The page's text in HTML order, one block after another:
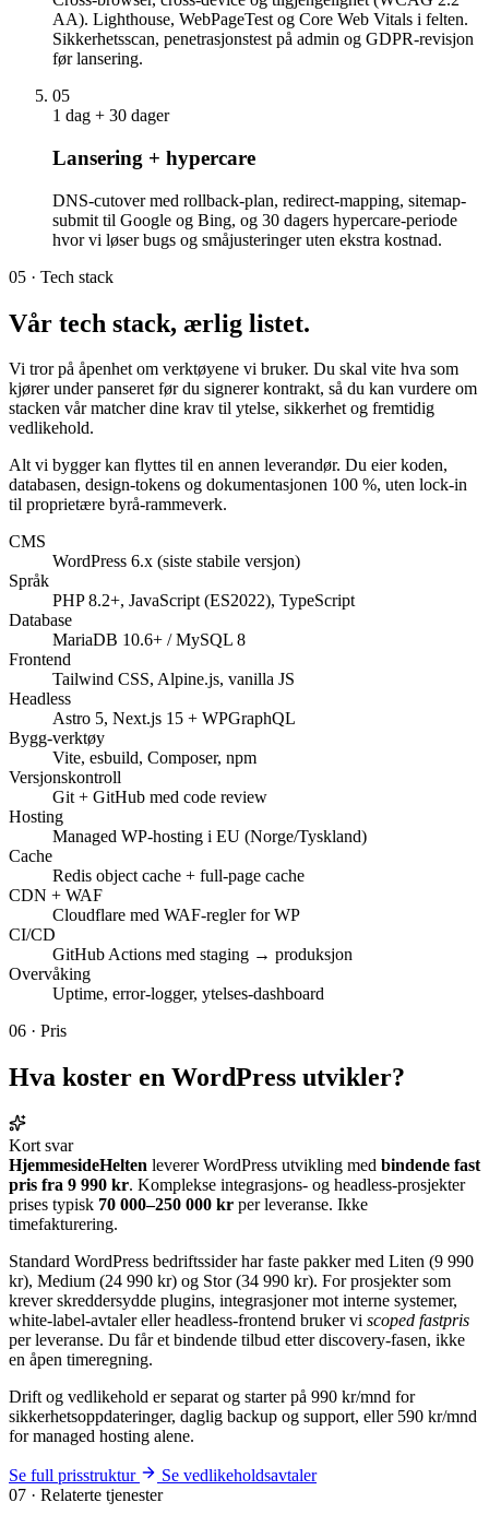
AA). Lighthouse, WebPageTest og Core Web Vitals i felten.
Sikkerhets­scan, penetrasjons­test på admin og GDPR-revisjon
før lansering.
05
1 dag + 30 dager
Lansering + hypercare
DNS-cutover med rollback-plan, redirect-mapping, sitemap-
submit til Google og Bing, og 30 dagers hypercare-periode
hvor vi løser bugs og småjusteringer uten ekstra kostnad.
05 · Tech stack
Vår tech stack, ærlig listet.
Vi tror på åpenhet om verktøyene vi bruker. Du skal vite hva som
kjører under panseret før du signerer kontrakt, så du kan vurdere om
stacken vår matcher dine krav til ytelse, sikkerhet og fremtidig
vedlikehold.
Alt vi bygger kan flyttes til en annen leverandør. Du eier koden,
databasen, design-tokens og dokumentasjonen 100 %, uten lock-in
til proprietære byrå-rammeverk.
CMS
WordPress 6.x (siste stabile versjon)
Språk
PHP 8.2+, JavaScript (ES2022), TypeScript
Database
MariaDB 10.6+ / MySQL 8
Frontend
Tailwind CSS, Alpine.js, vanilla JS
Headless
Astro 5, Next.js 15 + WPGraphQL
Bygg-verktøy
Vite, esbuild, Composer, npm
Versjonskontroll
Git + GitHub med code review
Hosting
Managed WP-hosting i EU (Norge/Tyskland)
Cache
Redis object cache + full-page cache
CDN + WAF
Cloudflare med WAF-regler for WP
CI/CD
GitHub Actions med staging → produksjon
Overvåking
Uptime, error-logger, ytelses-dashboard
06 · Pris
Hva koster en WordPress utvikler?
Kort svar
HjemmesideHelten leverer WordPress utvikling med bindende fast
pris fra 9 990 kr. Komplekse integrasjons- og headless-prosjekter
prises typisk 70 000–250 000 kr per leveranse. Ikke
timefakturering.
Standard WordPress bedriftssider har faste pakker med Liten (9 990
kr), Medium (24 990 kr) og Stor (34 990 kr). For prosjekter som
krever skreddersydde plugins, integrasjoner mot interne systemer,
white-label-avtaler eller headless-frontend bruker vi scoped fastpris
per leveranse. Du får et bindende tilbud etter discovery-fasen, ikke
en åpen timeregning.
Drift og vedlikehold er separat og starter på 990 kr/mnd for
sikkerhets­oppdateringer, daglig backup og support, eller 590 kr/mnd
for managed hosting alene.
Se full prisstruktur
Se vedlikeholds­avtaler
07 · Relaterte tjenester